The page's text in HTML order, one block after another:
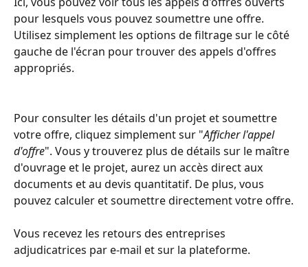
pour lesquels vous pouvez soumettre une offre.
Utilisez simplement les options de filtrage sur le côté
gauche de l'écran pour trouver des appels d'offres
appropriés.
Pour consulter les détails d'un projet et soumettre
votre offre, cliquez simplement sur "Afficher l'appel
d'offre". Vous y trouverez plus de détails sur le maître
d'ouvrage et le projet, aurez un accès direct aux
documents et au devis quantitatif. De plus, vous
pouvez calculer et soumettre directement votre offre.
Vous recevez les retours des entreprises
adjudicatrices par e-mail et sur la plateforme.